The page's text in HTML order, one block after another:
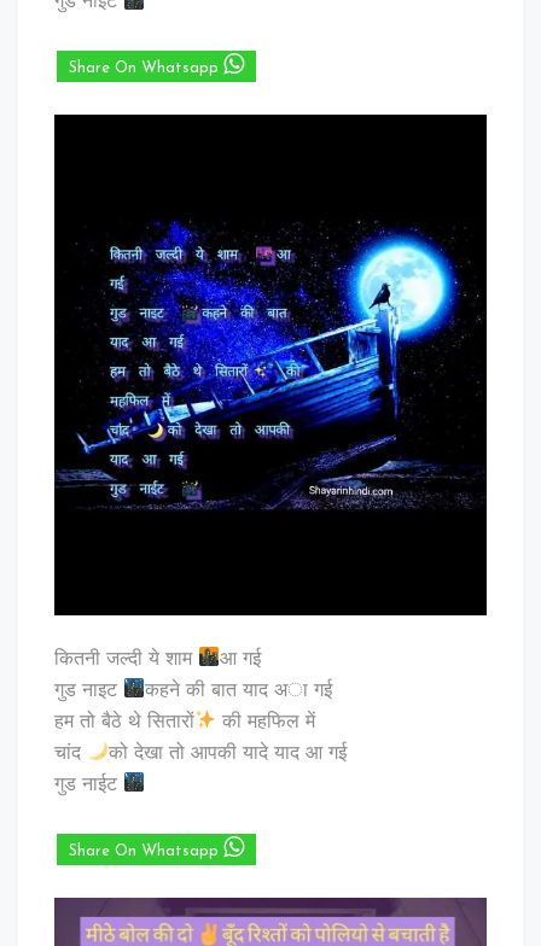
Share On Whatsapp
कितनी जल्दी ये शाम
आ गई
गुड नाइट
कहने की बात याद अा गई
हम तो बैठे थे सितारों
की महफिल में
चांद
को देखा तो आपकी यादे याद आ गई
गुड नाईट
Share On Whatsapp